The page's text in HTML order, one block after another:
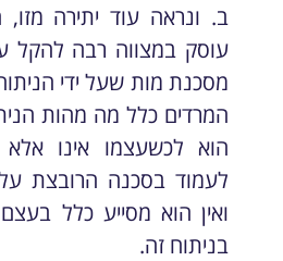
ב. ונראה עוד יתירה מזו,
עוסק במצווה רבה להקל
מסכנת מות שעל ידי
המרדים כלל מה מהות
הוא לכשעצמו אינו
לעמוד בסכנה הרובצת
ואין הוא מסייע כלל
בניתוח זה.